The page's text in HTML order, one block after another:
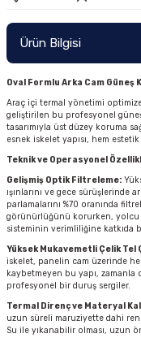
Ürün Bilgisi
Oval Formlu Arka Cam Güneş
Araç içi termal yönetimi
geliştirilen bu profesyonel
tasarımıyla üst düzey koruma
esnek iskelet yapısı, hem
Teknik ve Operasyonel
Gelişmiş Optik Filtreleme:
ışınlarını ve gece sürüşlerinde
parlamalarını %70 oranında
görünürlüğünü korurken, yolcu
sisteminin verimliliğine katkıda
Yüksek Mukavemetli Çelik Tel
iskelet, panelin cam üzerinde
kaybetmeyen bu yapı,
profesyonel bir duruş sergiler.
Termal Direnç ve Materyal
uzun süreli maruziyette dahi
Su ile yıkanabilir olması, uzun